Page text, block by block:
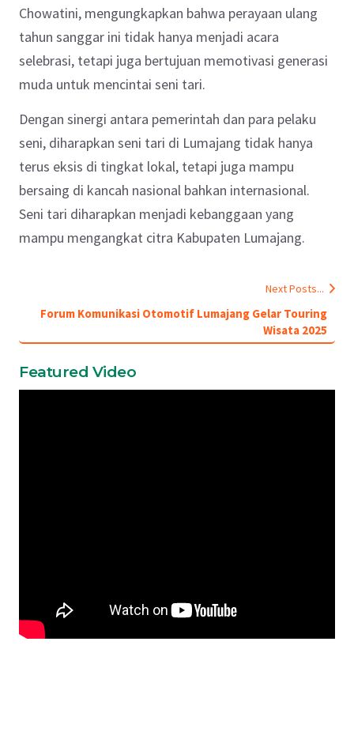
Chowatini, mengungkapkan bahwa perayaan ulang
tahun sanggar ini tidak hanya menjadi acara
selebrasi, tetapi juga bertujuan memotivasi generasi
muda untuk mencintai seni tari.
Dengan sinergi antara pemerintah dan para pelaku
seni, diharapkan seni tari di Lumajang tidak hanya
terus eksis di tingkat lokal, tetapi juga mampu
bersaing di kancah nasional bahkan internasional.
Seni tari diharapkan menjadi kebanggaan yang
mampu mengangkat citra Kabupaten Lumajang.
Next Posts...
Forum Komunikasi Otomotif Lumajang Gelar Touring
Wisata 2025
Featured Video